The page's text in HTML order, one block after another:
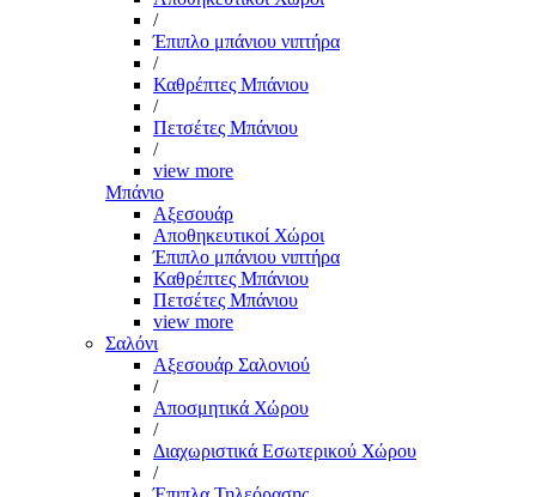
/
Έπιπλο μπάνιου νιπτήρα
/
Καθρέπτες Μπάνιου
/
Πετσέτες Μπάνιου
/
view more
Μπάνιο
Αξεσουάρ
Αποθηκευτικοί Χώροι
Έπιπλο μπάνιου νιπτήρα
Καθρέπτες Μπάνιου
Πετσέτες Μπάνιου
view more
Σαλόνι
Αξεσουάρ Σαλονιού
/
Αποσμητικά Χώρου
/
Διαχωριστικά Εσωτερικού Χώρου
/